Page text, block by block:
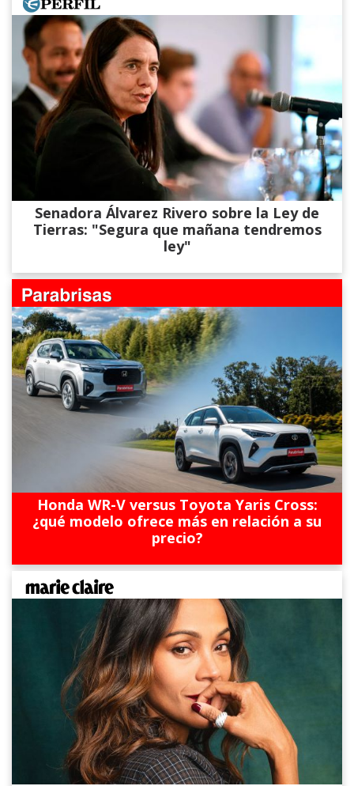
Senadora Álvarez​ Rivero sobre la Ley de
Tierras: "Segura que mañana tendremos
ley"
Honda WR-V versus Toyota Yaris Cross:
¿qué modelo ofrece más en relación a su
precio?